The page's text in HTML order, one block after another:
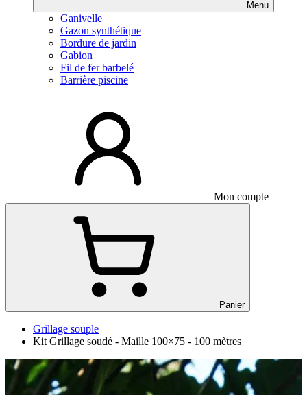
Menu
Ganivelle
Gazon synthétique
Bordure de jardin
Gabion
Fil de fer barbelé
Barrière piscine
Mon compte
Panier
Grillage souple
Kit Grillage soudé - Maille 100×75 - 100 mètres